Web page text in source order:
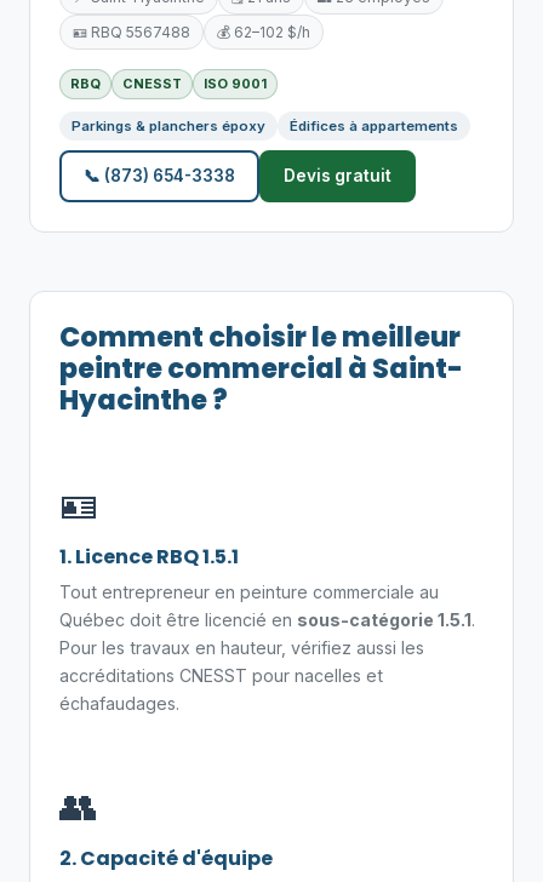
🪪 RBQ 5567488
💰 62–102 $/h
RBQ CNESST ISO 9001
Parkings & planchers époxy Édifices à appartements
📞 (873) 654-3338 Devis gratuit
Comment choisir le meilleur
peintre commercial à Saint-
Hyacinthe ?
🪪
1. Licence RBQ 1.5.1
Tout entrepreneur en peinture commerciale au
Québec doit être licencié en sous-catégorie 1.5.1.
Pour les travaux en hauteur, vérifiez aussi les
accréditations CNESST pour nacelles et
échafaudages.
👥
2. Capacité d'équipe